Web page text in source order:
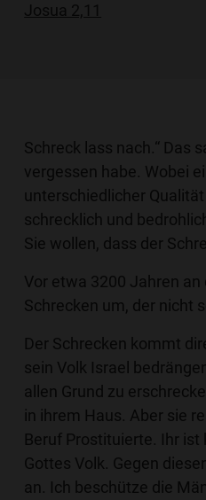
Josua 2,11
Schreck lass nach.“ Das
vergessen habe. Wobei
unterschiedlicher
schrecklich und
Sie wollen, dass der
Vor etwa 3200 Jahren
Schrecken um, der nicht
Der Schrecken kommt
sein Volk Israel
allen Grund zu
in ihrem Haus. Aber sie
Beruf Prostituierte. Ihr ist
Gottes Volk. Gegen
an. Ich beschütze die